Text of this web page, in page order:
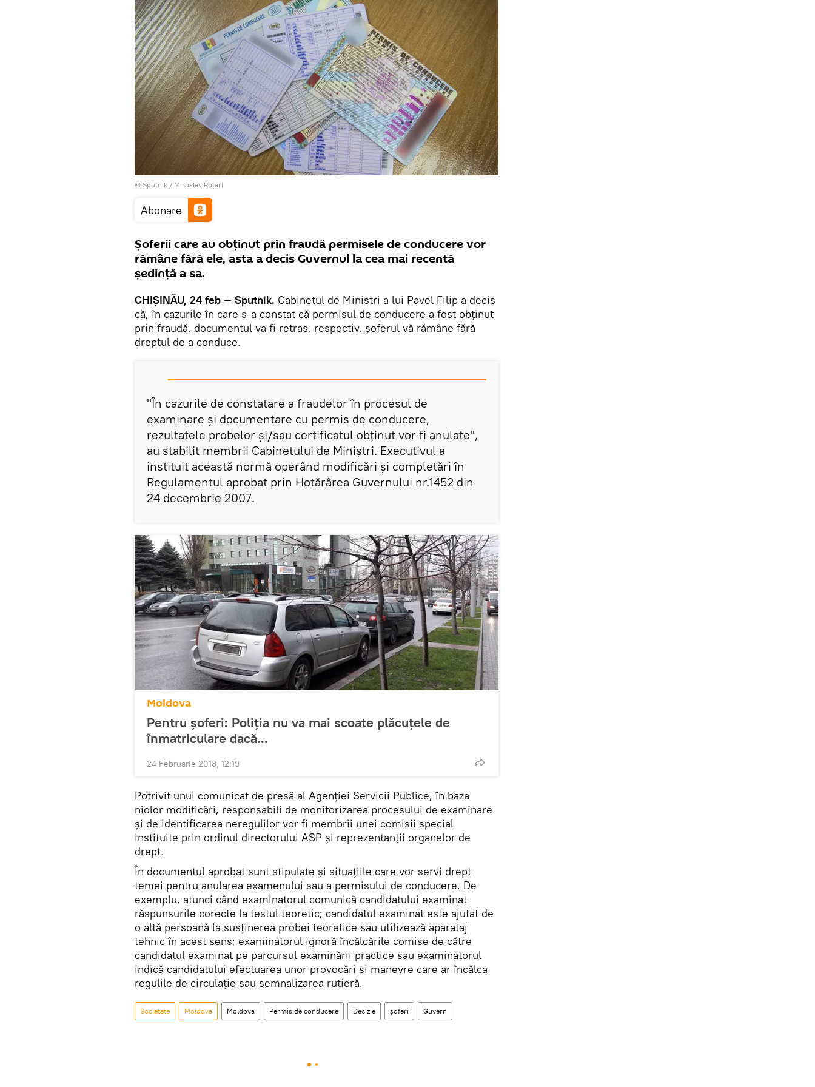
© Sputnik / Miroslav Rotari
Abonare
Șoferii care au obținut prin fraudă permisele de conducere vor
rămâne fără ele, asta a decis Guvernul la cea mai recentă
ședință a sa.
CHIŞINĂU, 24 feb — Sputnik. Cabinetul de Miniștri a lui Pavel Filip a decis
că, în cazurile în care s-a constat că permisul de conducere a fost obținut
prin fraudă, documentul va fi retras, respectiv, șoferul vă rămâne fără
dreptul de a conduce.
"În cazurile de constatare a fraudelor în procesul de
examinare și documentare cu permis de conducere,
rezultatele probelor și/sau certificatul obținut vor fi anulate",
au stabilit membrii Cabinetului de Miniștri. Executivul a
instituit această normă operând modificări și completări în
Regulamentul aprobat prin Hotărârea Guvernului nr.1452 din
24 decembrie 2007.
Moldova
Pentru şoferi: Poliţia nu va mai scoate plăcuţele de
înmatriculare dacă...
24 Februarie 2018, 12:19
Potrivit unui comunicat de presă al Agenției Servicii Publice, în baza
niolor modificări, responsabili de monitorizarea procesului de examinare
și de identificarea neregulilor vor fi membrii unei comisii special
instituite prin ordinul directorului ASP și reprezentanții organelor de
drept.
În documentul aprobat sunt stipulate și situațiile care vor servi drept
temei pentru anularea examenului sau a permisului de conducere. De
exemplu, atunci când examinatorul comunică candidatului examinat
răspunsurile corecte la testul teoretic; candidatul examinat este ajutat de
o altă persoană la susținerea probei teoretice sau utilizează aparataj
tehnic în acest sens; examinatorul ignoră încălcările comise de către
candidatul examinat pe parcursul examinării practice sau examinatorul
indică candidatului efectuarea unor provocări şi manevre care ar încălca
regulile de circulaţie sau semnalizarea rutieră.
Societate Moldova Moldova Permis de conducere Decizie şoferi Guvern